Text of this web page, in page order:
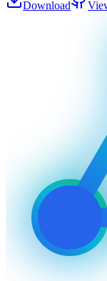
Download